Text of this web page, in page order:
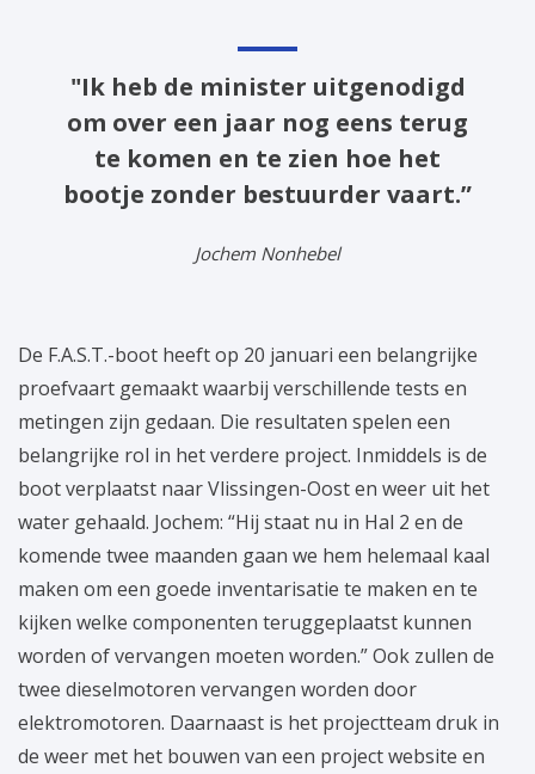
"Ik heb de minister uitgenodigd
om over een jaar nog eens terug
te komen en te zien hoe het
bootje zonder bestuurder vaart.”
Jochem Nonhebel
De F.A.S.T.-boot heeft op 20 januari een belangrijke
proefvaart gemaakt waarbij verschillende tests en
metingen zijn gedaan. Die resultaten spelen een
belangrijke rol in het verdere project. Inmiddels is de
boot verplaatst naar Vlissingen-Oost en weer uit het
water gehaald. Jochem: “Hij staat nu in Hal 2 en de
komende twee maanden gaan we hem helemaal kaal
maken om een goede inventarisatie te maken en te
kijken welke componenten teruggeplaatst kunnen
worden of vervangen moeten worden.” Ook zullen de
twee dieselmotoren vervangen worden door
elektromotoren. Daarnaast is het projectteam druk in
de weer met het bouwen van een project website en